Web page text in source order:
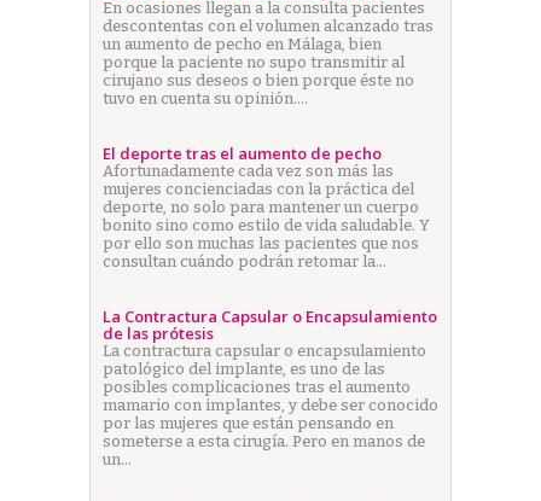
En ocasiones llegan a la consulta pacientes
descontentas con el volumen alcanzado tras
un aumento de pecho en Málaga, bien
porque la paciente no supo transmitir al
cirujano sus deseos o bien porque éste no
tuvo en cuenta su opinión.…
El deporte tras el aumento de pecho
Afortunadamente cada vez son más las
mujeres concienciadas con la práctica del
deporte, no solo para mantener un cuerpo
bonito sino como estilo de vida saludable. Y
por ello son muchas las pacientes que nos
consultan cuándo podrán retomar la…
La Contractura Capsular o Encapsulamiento
de las prótesis
La contractura capsular o encapsulamiento
patológico del implante, es uno de las
posibles complicaciones tras el aumento
mamario con implantes, y debe ser conocido
por las mujeres que están pensando en
someterse a esta cirugía. Pero en manos de
un…